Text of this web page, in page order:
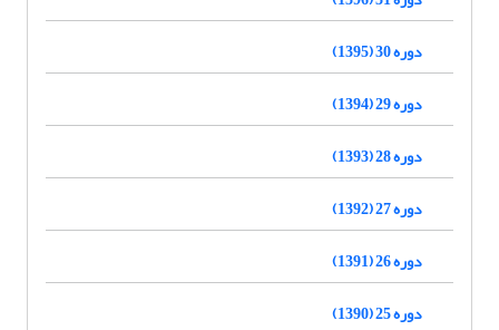
دوره 30 (1395)
دوره 29 (1394)
دوره 28 (1393)
دوره 27 (1392)
دوره 26 (1391)
دوره 25 (1390)